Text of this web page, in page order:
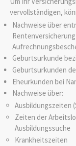
vervollständigen,
Nachweise über
Geburtsurkunde
Geburtsurkunden
Eheurkunden bei
Nachweise über:
Ausbildungszeiten
Zeiten der
Ausbildungssuche
Krankheitszeiten